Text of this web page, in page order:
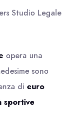
Studio Legale
opera una
sono
di euro
sportive